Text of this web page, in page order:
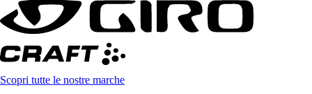
Scopri tutte le nostre marche